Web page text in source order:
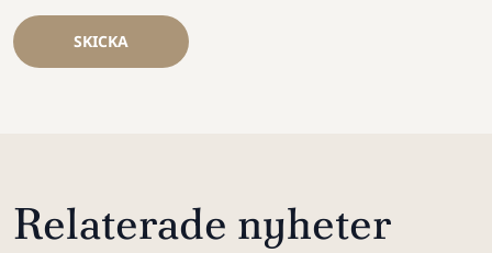
SKICKA
Relaterade nyheter